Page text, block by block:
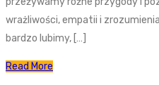
wrażliwości, empatii i
bardzo lubimy, […]
Read More